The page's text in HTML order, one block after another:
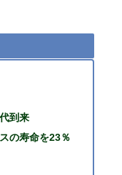
到来
の寿命を23％